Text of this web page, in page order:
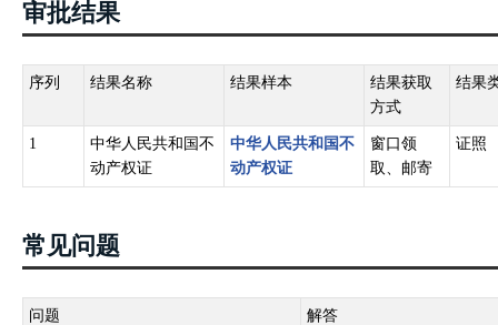
审批结果
序列 结果名称 结果样本
结果获取
方式
结果
1
中华人民共和国不
动产权证
中华人民共和国不
动产权证
窗口领
取、邮寄
证照
常见问题
问题 解答